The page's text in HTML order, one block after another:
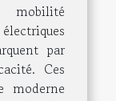
par
Ces
moderne